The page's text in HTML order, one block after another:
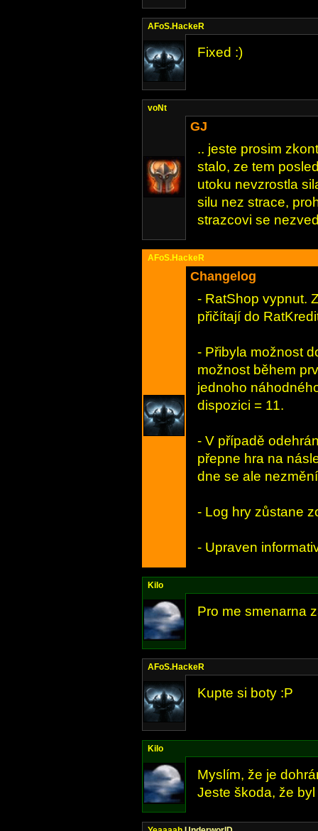
AFoS.HackeR
Fixed :)
voNt
GJ
.. jeste prosim
stalo, ze tem
utoku nevzrostla
silu nez strace,
strazcovi se
AFoS.HackeR
Changelog
- RatShop vypnut.
přičítají do
- Přibyla možnost
možnost během
jednoho
dispozici = 11.
- V případě
přepne hra na
dne se ale
- Log hry zůstane
- Upraven
Kilo
Pro me smenarna
AFoS.HackeR
Kupte si boty :P
Kilo
Myslím, že je
Jeste škoda, že